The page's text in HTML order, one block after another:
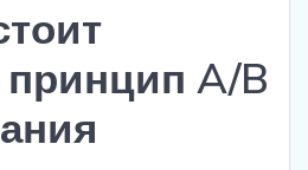
принцип A/B